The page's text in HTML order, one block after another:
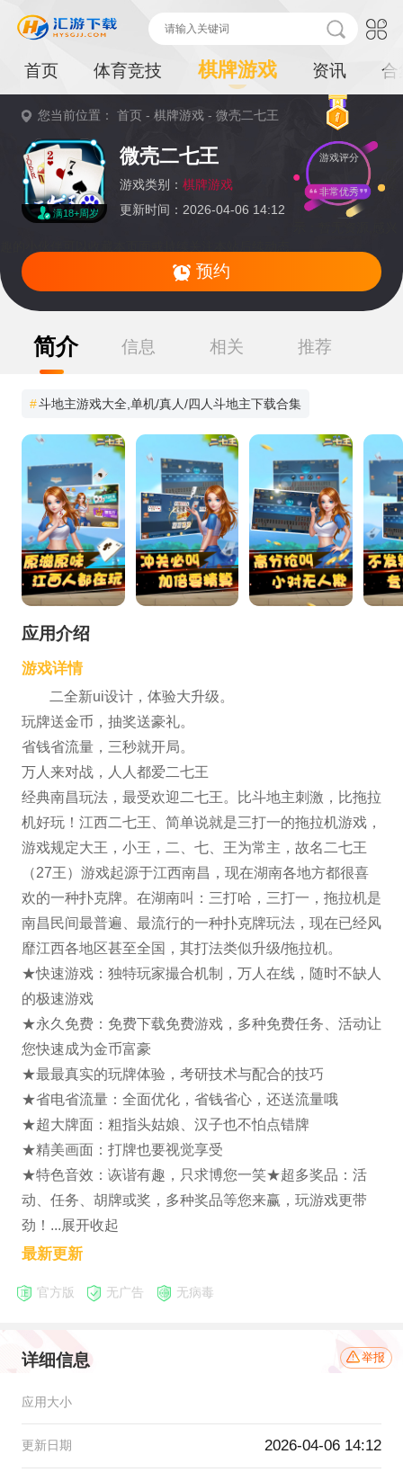
首页 体育竞技 棋牌游戏 资讯 合
您当前位置：首页 -棋牌游戏 -微壳二七王
满18+周岁
微壳二七王
游戏类别： 棋牌游戏
更新时间：2026-04-06 14:12
游戏评分
非常优秀
预约
提
简介 信息 相关 推荐
#斗地主游戏大全,单机/真人/四人斗地主下载合集
应用介绍
游戏详情
二全新ui设计，体验大升级。
玩牌送金币，抽奖送豪礼。
省钱省流量，三秒就开局。
万人来对战，人人都爱二七王
经典南昌玩法，最受欢迎二七王。比斗地主刺激，比拖拉
机好玩！江西二七王、简单说就是三打一的拖拉机游戏，
游戏规定大王，小王，二、七、王为常主，故名二七王
（27王）游戏起源于江西南昌，现在湖南各地方都很喜
欢的一种扑克牌。在湖南叫：三打哈，三打一，拖拉机是
南昌民间最普遍、最流行的一种扑克牌玩法，现在已经风
靡江西各地区甚至全国，其打法类似升级/拖拉机。
★快速游戏：独特玩家撮合机制，万人在线，随时不缺人
的极速游戏
★永久免费：免费下载免费游戏，多种免费任务、活动让
您快速成为金币富豪
★最最真实的玩牌体验，考研技术与配合的技巧
★省电省流量：全面优化，省钱省心，还送流量哦
★超大牌面：粗指头姑娘、汉子也不怕点错牌
★精美画面：打牌也要视觉享受
★特色音效：诙谐有趣，只求博您一笑★超多奖品：活
动、任务、胡牌或奖，多种奖品等您来赢，玩游戏更带
劲！...展开收起
最新更新
官方版 无广告 无病毒
详细信息 举报
应用大小
更新日期 2026-04-06 14:12